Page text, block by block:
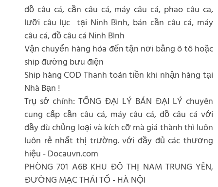
đồ câu cá, cần câu cá, máy câu cá, phao câu ca,
lưỡi câu lục tại Ninh Bình, bán cần câu cá, máy
câu cá, đồ câu cá Ninh Bình
Vận chuyển hàng hóa đến tận nơi bằng ô tô hoặc
ship đường bưu điện
Ship hàng COD Thanh toán tiền khi nhận hàng tại
Nhà Bạn !
Trụ sở chính: TỔNG ĐẠI LÝ BÁN ĐẠI LÝ chuyên
cung cấp cần câu cá, máy câu cá, đồ câu cá với
đầy đù chủng loại và kích cỡ mà giá thành thì luôn
luôn rẻ nhất thị trường. với đầy đủ các thương
hiệu - Docauvn.com
PHÒNG 701 A6B KHU ĐÔ THỊ NAM TRUNG YÊN,
ĐƯỜNG MẠC THÁI TỔ - HÀ NỘI